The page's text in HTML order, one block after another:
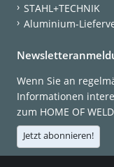
STAHL+TECHNIK
Aluminium-
Wenn Sie an
Informationen
zum HOME OF
Jetzt abonnieren!